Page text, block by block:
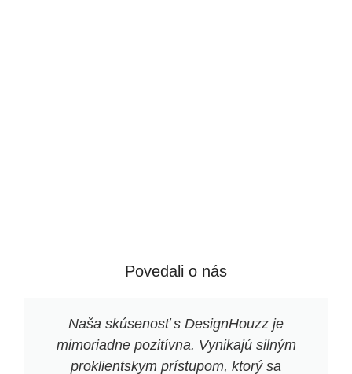
Povedali o nás
Naša skúsenosť s DesignHouzz je
mimoriadne pozitívna. Vynikajú silným
proklientskym prístupom, ktorý sa